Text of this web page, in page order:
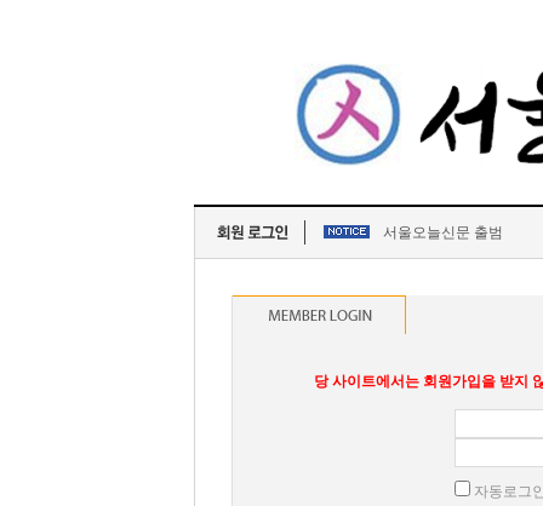
서울오늘신문 출범
당 사이트에서는 회원가입을 받지
자동로그